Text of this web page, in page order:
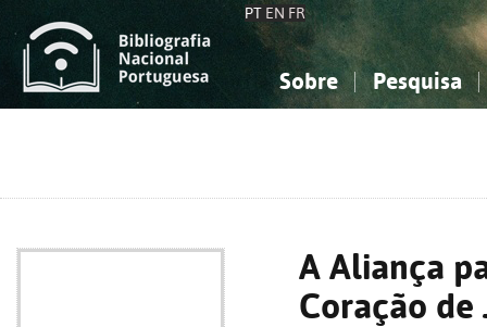
PT EN FR
Sobre Pesquisa
A Aliança
Coração de